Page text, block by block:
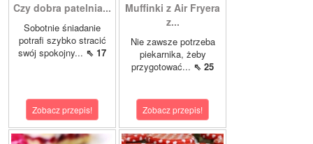
Czy dobra patelnia...
Sobotnie śniadanie
potrafi szybko stracić
swój spokojny... ⇖ 17
Zobacz przepis!
Muffinki z Air Fryera
z...
Nie zawsze potrzeba
piekarnika, żeby
przygotować... ⇖ 25
Zobacz przepis!